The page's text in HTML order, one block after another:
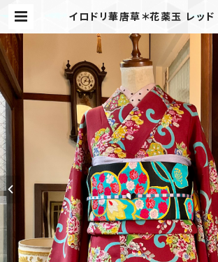
イロドリ華唐草＊花薬玉 レッ
ク小紋着物 B513 |